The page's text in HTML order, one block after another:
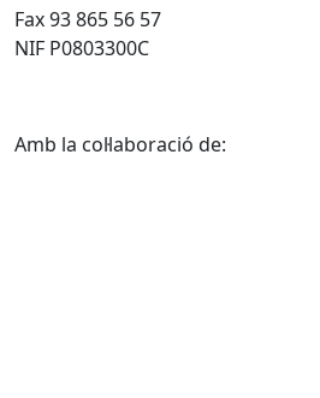
Fax 93 865 56 57
NIF P0803300C
Amb la col·laboració de: